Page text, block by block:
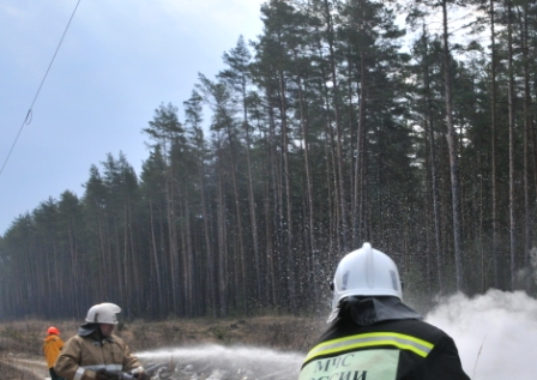
Перейти к основному содержанию